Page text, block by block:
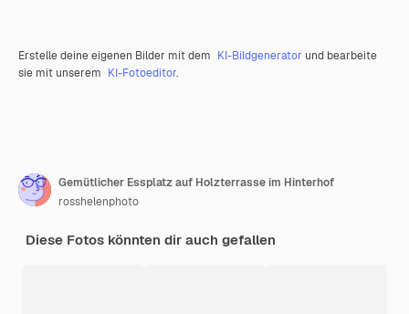
Erstelle deine eigenen Bilder mit dem KI-Bildgenerator und bearbeite
sie mit unserem KI-Fotoeditor.
Gemütlicher Essplatz auf Holzterrasse im Hinterhof
rosshelenphoto
Diese Fotos könnten dir auch gefallen